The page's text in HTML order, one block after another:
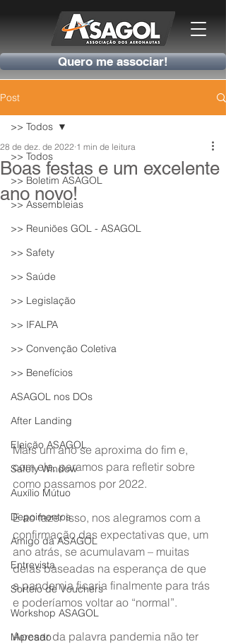
Quero me associar!
Post
>> Todos
>> Boletim ASAGOL
>> Assembleias
>> Reuniões GOL - ASAGOL
>> Safety
>> Saúde
>> Legislação
>> IFALPA
>> Convenção Coletiva
>> Benefícios
ASAGOL nos DOs
After Landing
Eleição ASAGOL
Safety Window
Auxílio Mútuo
Depoimentos
Amigo da ASAGOL
Entrevista
Sorteio de Vouchers
Workshop ASAGOL
Mercado
>> Todos
Boas festas e um excelente
ano novo!
28 de dez. de 2022 1 min de leitura
Mais um ano se aproxima do fim e,
com ele, paramos para refletir sobre
como passamos por 2022.
E ao fazer isso, nos alegramos com a
confirmação das expectativas que, um
ano atrás, se acumulavam – muitas
delas baseadas na esperança de que
a pandemia ficaria finalmente para trás
e poderíamos voltar ao “normal”.
Apesar da palavra pandemia não ter